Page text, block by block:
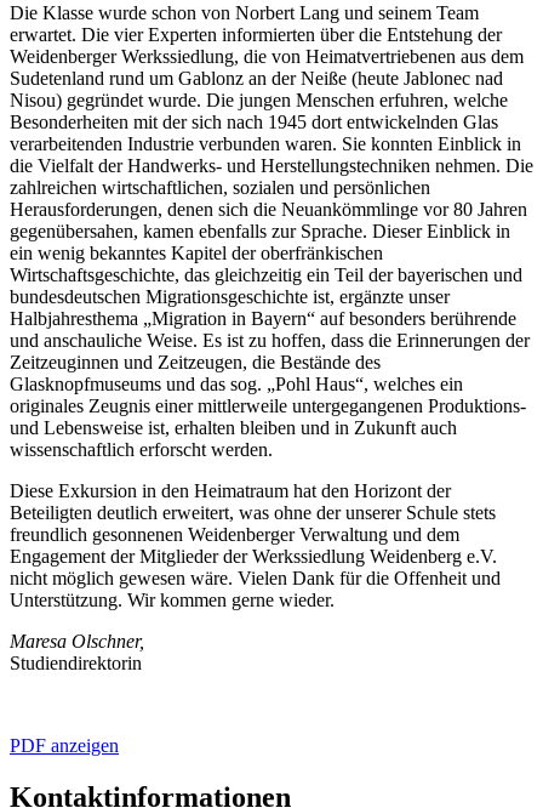
Die Klasse wurde schon von Norbert Lang und seinem Team
erwartet. Die vier Experten informierten über die Entstehung der
Weidenberger Werkssiedlung, die von Heimatvertriebenen aus dem
Sudetenland rund um Gablonz an der Neiße (heute Jablonec nad
Nisou) gegründet wurde. Die jungen Menschen erfuhren, welche
Besonderheiten mit der sich nach 1945 dort entwickelnden Glas
verarbeitenden Industrie verbunden waren. Sie konnten Einblick in
die Vielfalt der Handwerks- und Herstellungstechniken nehmen. Die
zahlreichen wirtschaftlichen, sozialen und persönlichen
Herausforderungen, denen sich die Neuankömmlinge vor 80 Jahren
gegenübersahen, kamen ebenfalls zur Sprache. Dieser Einblick in
ein wenig bekanntes Kapitel der oberfränkischen
Wirtschaftsgeschichte, das gleichzeitig ein Teil der bayerischen und
bundesdeutschen Migrationsgeschichte ist, ergänzte unser
Halbjahresthema „Migration in Bayern“ auf besonders berührende
und anschauliche Weise. Es ist zu hoffen, dass die Erinnerungen der
Zeitzeuginnen und Zeitzeugen, die Bestände des
Glasknopfmuseums und das sog. „Pohl Haus“, welches ein
originales Zeugnis einer mittlerweile untergegangenen Produktions-
und Lebensweise ist, erhalten bleiben und in Zukunft auch
wissenschaftlich erforscht werden.
Diese Exkursion in den Heimatraum hat den Horizont der
Beteiligten deutlich erweitert, was ohne der unserer Schule stets
freundlich gesonnenen Weidenberger Verwaltung und dem
Engagement der Mitglieder der Werkssiedlung Weidenberg e.V.
nicht möglich gewesen wäre. Vielen Dank für die Offenheit und
Unterstützung. Wir kommen gerne wieder.
Maresa Olschner,
Studiendirektorin
PDF anzeigen
Kontaktinformationen